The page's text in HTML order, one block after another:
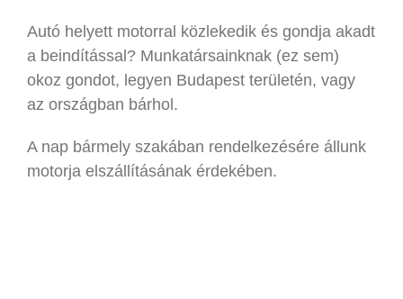
Autó helyett motorral közlekedik és gondja akadt
a beindítással? Munkatársainknak (ez sem)
okoz gondot, legyen Budapest területén, vagy
az országban bárhol.
A nap bármely szakában rendelkezésére állunk
motorja elszállításának érdekében.